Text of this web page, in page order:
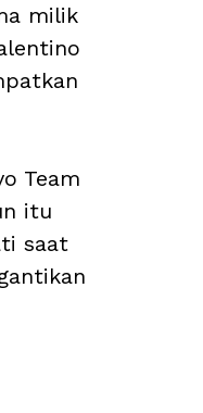
milik
Team
itu
saat